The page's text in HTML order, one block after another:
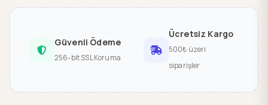
Güvenli Ödeme
256-bit SSL Koruma
Ücretsiz Kargo
500₺ üzeri
siparişler